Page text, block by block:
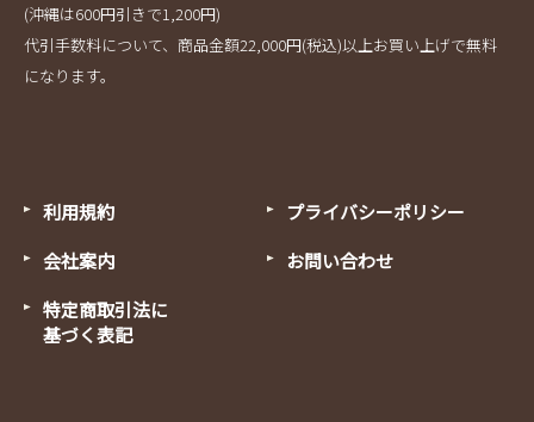
(沖縄は600円引きで1,200円)
代引手数料について、商品金額22,000円(税込)以上お買い上げで無料
になります。
利用規約
プライバシーポリシー
会社案内
お問い合わせ
特定商取引法に
基づく表記